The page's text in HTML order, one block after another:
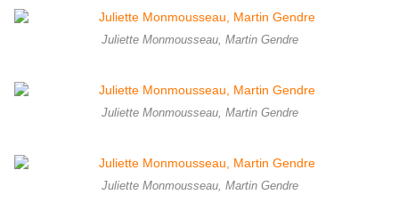
Juliette Monmousseau, Martin Gendre
Juliette Monmousseau, Martin Gendre
Juliette Monmousseau, Martin Gendre